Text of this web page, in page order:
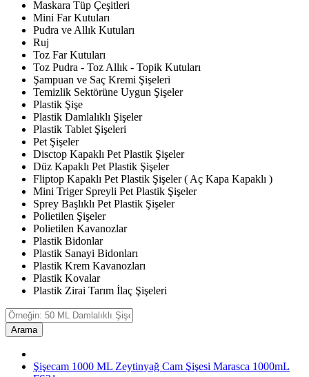
Maskara Tüp Çeşitleri
Mini Far Kutuları
Pudra ve Allık Kutuları
Ruj
Toz Far Kutuları
Toz Pudra - Toz Allık - Topik Kutuları
Şampuan ve Saç Kremi Şişeleri
Temizlik Sektörüne Uygun Şişeler
Plastik Şişe
Plastik Damlalıklı Şişeler
Plastik Tablet Şişeleri
Pet Şişeler
Disctop Kapaklı Pet Plastik Şişeler
Düz Kapaklı Pet Plastik Şişeler
Fliptop Kapaklı Pet Plastik Şişeler ( Aç Kapa Kapaklı )
Mini Triger Spreyli Pet Plastik Şişeler
Sprey Başlıklı Pet Plastik Şişeler
Polietilen Şişeler
Polietilen Kavanozlar
Plastik Bidonlar
Plastik Sanayi Bidonları
Plastik Krem Kavanozları
Plastik Kovalar
Plastik Zirai Tarım İlaç Şişeleri
Arama
Şişecam 1000 ML Zeytinyağ Cam Şişesi Marasca 1000mL